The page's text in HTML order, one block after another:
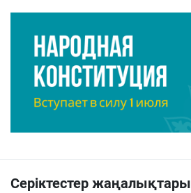
Серіктестер жаңалықтары